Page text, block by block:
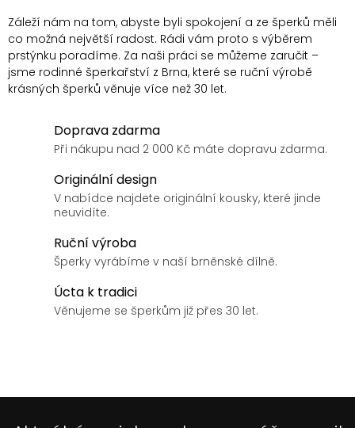
Záleží nám na tom, abyste byli spokojení a ze šperků měli
co možná největší radost. Rádi vám proto s výběrem
prstýnku poradíme. Za naši práci se můžeme zaručit –
jsme rodinné šperkařství z Brna, které se ruční výrobě
krásných šperků věnuje více než 30 let.
Doprava zdarma
Při nákupu nad 2 000 Kč máte dopravu zdarma.
Originální design
V nabídce najdete originální kousky, které jinde
neuvidíte.
Ruční výroba
Šperky vyrábíme v naší brněnské dílně.
Úcta k tradici
Věnujeme se šperkům již přes 30 let.